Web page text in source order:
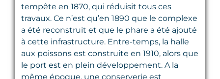
tempête en 1870, qui réduisit tous ces
travaux. Ce n’est qu’en 1890 que le complexe
a été reconstruit et que le phare a été ajouté
à cette infrastructure. Entre-temps, la halle
aux poissons est construite en 1910, alors que
le port est en plein développement. A la
même époque, une conserverie est